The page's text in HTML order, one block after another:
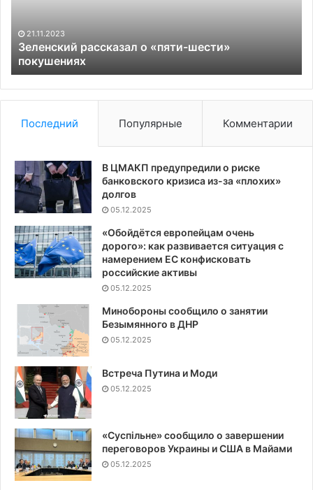
21.11.2023
Зеленский рассказал о «пяти-шести»
покушениях
Последний Популярные Комментарии
В ЦМАКП предупредили о риске
банковского кризиса из-за «плохих»
долгов
05.12.2025
«Обойдётся европейцам очень
дорого»: как развивается ситуация с
намерением ЕС конфисковать
российские активы
05.12.2025
Минобороны сообщило о занятии
Безымянного в ДНР
05.12.2025
Встреча Путина и Моди
05.12.2025
«Суспiльне» сообщило о завершении
переговоров Украины и США в Майами
05.12.2025